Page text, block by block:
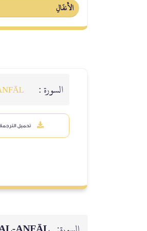
الأَنفَالِ
السورة :
تحميل